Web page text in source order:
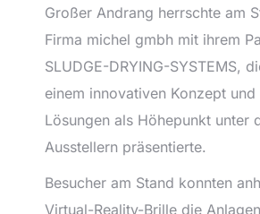
Großer Andrang herrschte am
Firma michel gmbh mit ihrem
SLUDGE-DRYING-SYSTEMS,
einem innovativen Konzept
Lösungen als Höhepunkt unter
Ausstellern präsentierte.
Besucher am Stand konnten
Virtual-Reality-Brille die